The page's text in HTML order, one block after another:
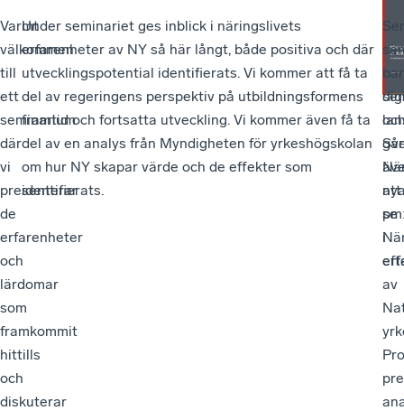
Varmt
välkommen
till
ett
seminarium
där
vi
presenterar
de
erfarenheter
och
lärdomar
som
framkommit
hittills
och
diskuterar
Under seminariet ges inblick i näringslivets
erfarenheter av NY så här långt, både positiva och där
utvecklingspotential identifierats. Vi kommer att få ta
del av regeringens perspektiv på utbildningsformens
framtid och fortsatta utveckling. Vi kommer även få ta
del av en analys från Myndigheten för yrkeshögskolan
om hur NY skapar värde och de effekter som
identifierats.
I
av
går
att
se
i